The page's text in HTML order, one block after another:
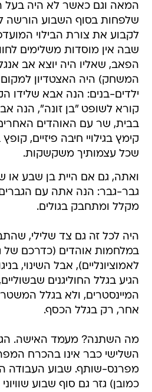
המאה וגם כאשר לא היה בעל
שלפחות בסוף השבוע הורשה
לקבוע את צורת הבילוי
שבה אין מוסדות משלימים
הפאב, שאליו היה יוצא אב
המשחק) היה האצטדיון למקום
ילדים-בנים: הנה אבא שלידו
קורא לשופט "בן זונה", הנה
בבית, שר עם האוהדים
קימץ בגילויי חיבה פיזיים,
שכל עצמותיך משקשקות.
ואתה, גם אם היית בן שבע
גבר-גבר: הנה אתה עם
מקלל ומתחבק בגולים.
היה לכל זה גם צד שלילי,
במלחמות אוהדים (כדרכם של
לאמוציונליים), אבל השינוי,
הגיע בגלל החוליגנים
המיינסטרים, ולא בגלל
אחר, רק בגלל הכסף.
מה השתנה? מעמד האישה.
השלישי כבר אינו בהכרח
מפרנס-שותף. שבוע העבודה
כמובן) גזר גם סוף שבוע